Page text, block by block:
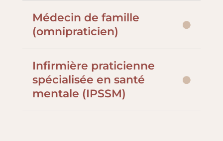
Médecin de famille
(omnipraticien)
Infirmière praticienne
spécialisée en santé
mentale (IPSSM)